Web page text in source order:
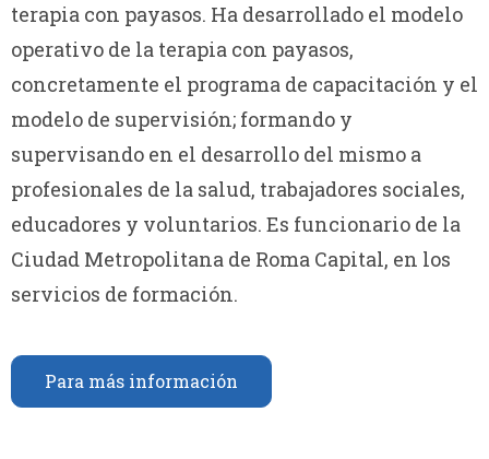
terapia con payasos. Ha desarrollado el modelo
operativo de la terapia con payasos,
concretamente el programa de capacitación y el
modelo de supervisión; formando y
supervisando en el desarrollo del mismo a
profesionales de la salud, trabajadores sociales,
educadores y voluntarios. Es funcionario de la
Ciudad Metropolitana de Roma Capital, en los
servicios de formación.
Para más información